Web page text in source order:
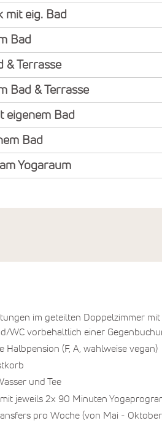
mit eig. Bad
Bad
& Terrasse
Bad & Terrasse
eigenem Bad
Bad
Yogaraum
im geteilten Doppelzimmer mit
WC vorbehaltlich einer
Halbpension (F, A, wahlweise vegan)
und Tee
jeweils 2x 90 Minuten
pro Woche (von Mai -